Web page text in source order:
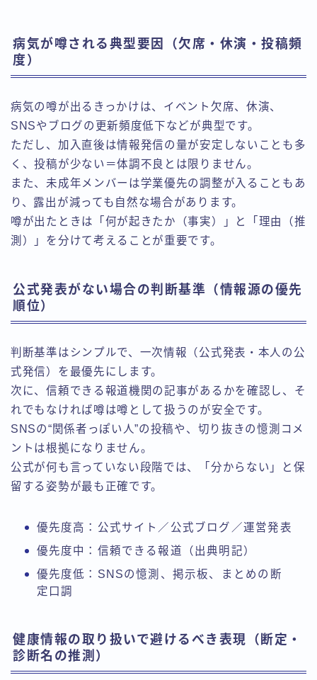
病気が噂される典型要因（欠席・休演・投稿頻
度）
病気の噂が出るきっかけは、イベント欠席、休演、
SNSやブログの更新頻度低下などが典型です。
ただし、加入直後は情報発信の量が安定しないことも多
く、投稿が少ない＝体調不良とは限りません。
また、未成年メンバーは学業優先の調整が入ることもあ
り、露出が減っても自然な場合があります。
噂が出たときは「何が起きたか（事実）」と「理由（推
測）」を分けて考えることが重要です。
公式発表がない場合の判断基準（情報源の優先
順位）
判断基準はシンプルで、一次情報（公式発表・本人の公
式発信）を最優先にします。
次に、信頼できる報道機関の記事があるかを確認し、そ
れでもなければ噂は噂として扱うのが安全です。
SNSの“関係者っぽい人”の投稿や、切り抜きの憶測コメ
ントは根拠になりません。
公式が何も言っていない段階では、「分からない」と保
留する姿勢が最も正確です。
優先度高：公式サイト／公式ブログ／運営発表
優先度中：信頼できる報道（出典明記）
優先度低：SNSの憶測、掲示板、まとめの断
定口調
健康情報の取り扱いで避けるべき表現（断定・
診断名の推測）